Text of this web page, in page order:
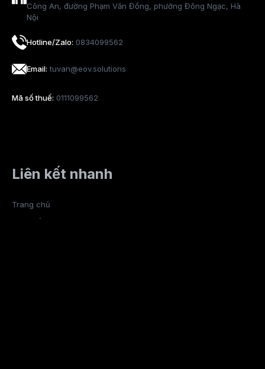
Công An, đường Phạm Văn Đồng, phường Đông Ngạc, Hà
Nội
Hotline/Zalo: 0834099562
Email: tuvan@eov.solutions
Mã số thuế: 0111099562
Liên kết nhanh
Trang chủ
Sản phẩm